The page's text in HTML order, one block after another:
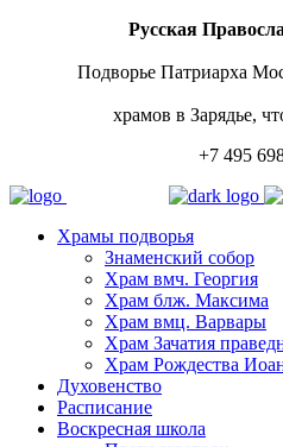
Русская
Подворье Патриарха
храмов в Зарядье,
+7 495
Храмы подворья
Знаменский собор
Храм вмч. Георгия
Храм блж. Максима
Храм вмц. Варвары
Храм Зачатия
Храм Рождества
Духовенство
Расписание
Воскресная школа